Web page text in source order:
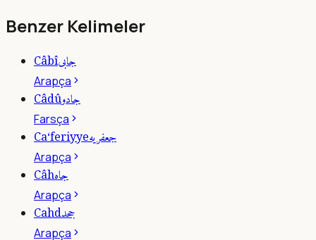
Benzer Kelimeler
Câbîجابى
Arapça
Câdûجادو
Farsça
Ca‘feriyyeجعفريه
Arapça
Câhجاه
Arapça
Cahdجحد
Arapça